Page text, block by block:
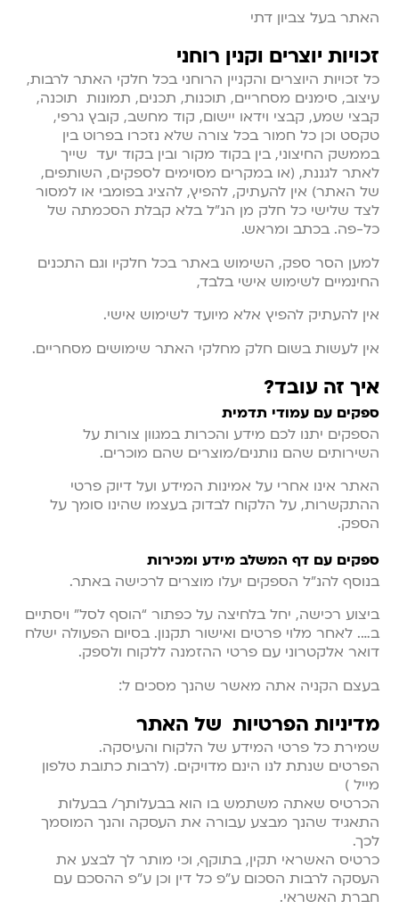
האתר בעל צביון דתי
זכויות יוצרים וקנין רוחני
כל זכויות היוצרים והקניין הרוחני בכל חלקי האתר לרבות,
עיצוב, סימנים מסחריים, תוכנות, תכנים, תמונות תוכנה,
קבצי שמע, קבצי וידאו יישום, קוד מחשב, קובץ גרפי,
טקסט וכן כל חמור בכל צורה שלא נזכרו בפרוט בין
בממשק החיצוני, בין בקוד מקור ובין בקוד יעד שייך
לאתר לגננת, (או במקרים מסוימים לספקים, השותפים,
של האתר) אין להעתיק, להפיץ, להציג בפומבי או למסור
לצד שלישי כל חלק מן הנ”ל בלא קבלת הסכמתה של
כל-פה. בכתב ומראש.
למען הסר ספק, השימוש באתר בכל חלקיו וגם התכנים
החינמיים לשימוש אישי בלבד,
אין להעתיק להפיץ אלא מיועד לשימוש אישי.
אין לעשות בשום חלק מחלקי האתר שימושים מסחריים.
איך זה עובד?
ספקים עם עמודי תדמית
הספקים יתנו לכם מידע והכרות במגוון צורות על
השירותים שהם נותנים/מוצרים שהם מוכרים.
האתר אינו אחרי על אמינות המידע ועל דיוק פרטי
ההתקשרות, על הלקוח לבדוק בעצמו שהינו סומך על
הספק.
ספקים עם דף המשלב מידע ומכירות
בנוסף להנ”ל הספקים יעלו מוצרים לרכישה באתר.
ביצוע רכישה, יחל בלחיצה על כפתור “הוסף לסל” ויסתיים
ב…. לאחר מלוי פרטים ואישור תקנון. בסיום הפעולה ישלח
דואר אלקטרוני עם פרטי ההזמנה ללקוח ולספק.
בעצם הקניה אתה מאשר שהנך מסכים ל:
מדיניות הפרטיות של האתר
שמירת כל פרטי המידע של הלקוח והעיסקה.
הפרטים שנתת לנו הינם מדויקים. (לרבות כתובת טלפון
מייל )
הכרטיס שאתה משתמש בו הוא בבעלותך/ בבעלות
התאגיד שהנך מבצע עבורה את העסקה והנך המוסמך
לכך.
כרטיס האשראי תקין, בתוקף, וכי מותר לך לבצע את
העסקה לרבות הסכום ע”פ כל דין וכן ע”פ ההסכם עם
חברת האשראי.